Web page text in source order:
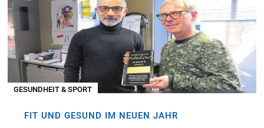
GESUNDHEIT & SPORT
FIT UND GESUND IM NEUEN JAHR